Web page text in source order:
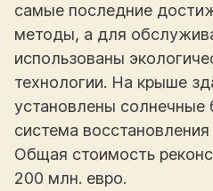
самые последние
методы, а для
использованы
технологии. На крыше
установлены солнечные
система
Общая стоимость
200 млн. евро.